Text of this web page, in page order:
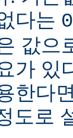
다는 0
값으
가 있
한다
도로